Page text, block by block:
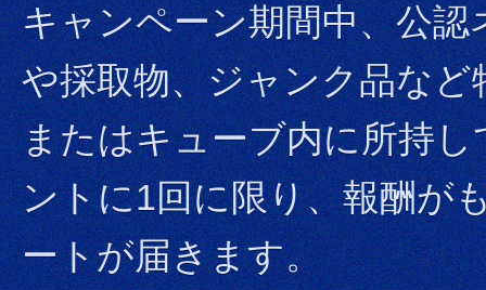
キャンペーン期間中、公
や採取物、ジャンク品な
またはキューブ内に所持
ントに1回に限り、報酬が
ートが届きます。